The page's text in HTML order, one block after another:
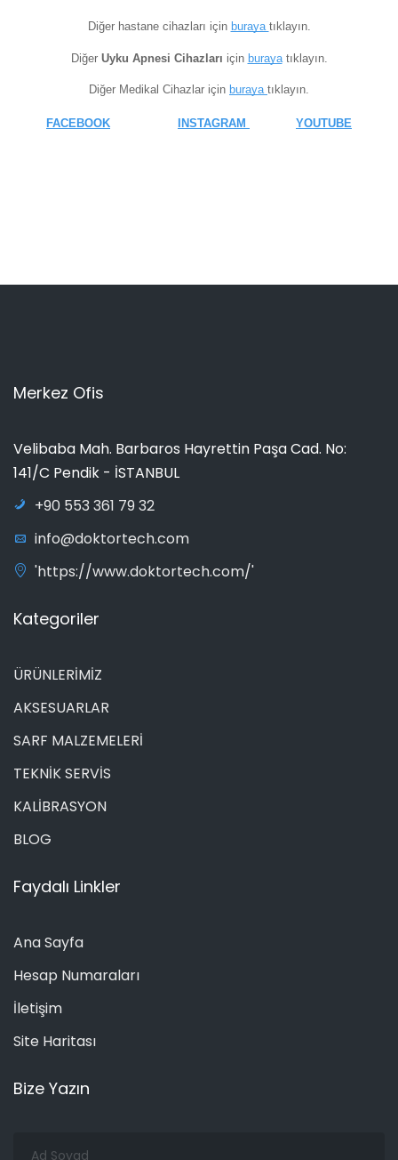
Diğer hastane cihazları için buraya tıklayın.
Diğer Uyku Apnesi Cihazları için burayatıklayın.
Diğer Medikal Cihazlar için buraya tıklayın.
FACEBOOK INSTAGRAM YOUTUBE
Merkez Ofis
Velibaba Mah. Barbaros Hayrettin Paşa Cad. No:
141/C Pendik - İSTANBUL
+90 553 361 79 32
info@doktortech.com
'https://www.doktortech.com/'
Kategoriler
ÜRÜNLERİMİZ
AKSESUARLAR
SARF MALZEMELERİ
TEKNİK SERVİS
KALİBRASYON
BLOG
Faydalı Linkler
Ana Sayfa
Hesap Numaraları
İletişim
Site Haritası
Bize Yazın